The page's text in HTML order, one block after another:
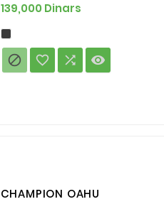
139,000 Dinars
   
CHAMPION OAHU